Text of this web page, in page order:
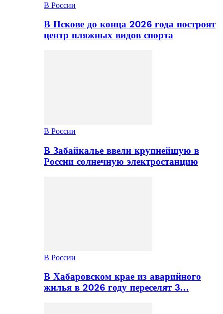
В России
В Пскове до конца 2026 года построят
центр пляжных видов спорта
В России
В Забайкалье ввели крупнейшую в
России солнечную электростанцию
В России
В Хабаровском крае из аварийного
жилья в 2026 году переселят 3…